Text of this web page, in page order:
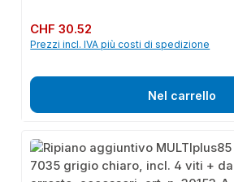
Prezzo normale:
CHF 30.52
Prezzi incl. IVA più costi di spedizione
Nel carrello